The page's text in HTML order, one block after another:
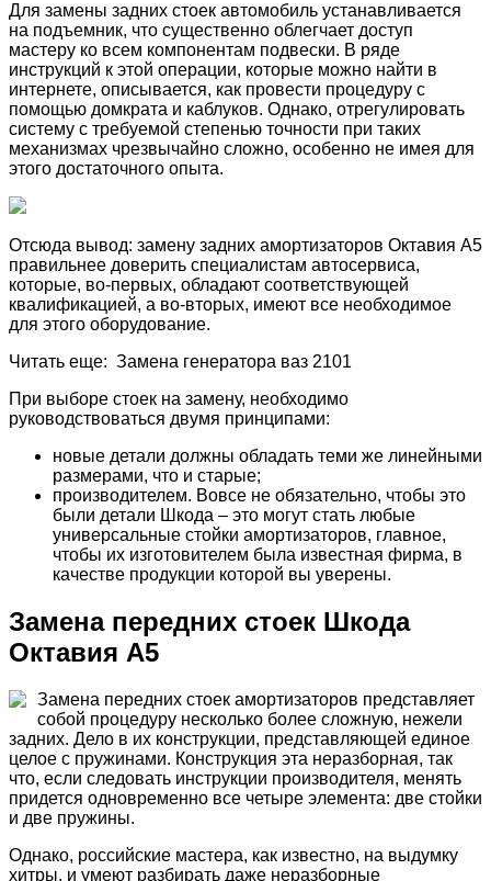
Для замены задних стоек автомобиль устанавливается
на подъемник, что существенно облегчает доступ
мастеру ко всем компонентам подвески. В ряде
инструкций к этой операции, которые можно найти в
интернете, описывается, как провести процедуру с
помощью домкрата и каблуков. Однако, отрегулировать
систему с требуемой степенью точности при таких
механизмах чрезвычайно сложно, особенно не имея для
этого достаточного опыта.
Отсюда вывод: замену задних амортизаторов Октавия А5
правильнее доверить специалистам автосервиса,
которые, во-первых, обладают соответствующей
квалификацией, а во-вторых, имеют все необходимое
для этого оборудование.
Читать еще: Замена генератора ваз 2101
При выборе стоек на замену, необходимо
руководствоваться двумя принципами:
новые детали должны обладать теми же линейными
размерами, что и старые;
производителем. Вовсе не обязательно, чтобы это
были детали Шкода – это могут стать любые
универсальные стойки амортизаторов, главное,
чтобы их изготовителем была известная фирма, в
качестве продукции которой вы уверены.
Замена передних стоек Шкода
Октавия А5
Замена передних стоек амортизаторов представляет
собой процедуру несколько более сложную, нежели
задних. Дело в их конструкции, представляющей единое
целое с пружинами. Конструкция эта неразборная, так
что, если следовать инструкции производителя, менять
придется одновременно все четыре элемента: две стойки
и две пружины.
Однако, российские мастера, как известно, на выдумку
хитры, и умеют разбирать даже неразборные